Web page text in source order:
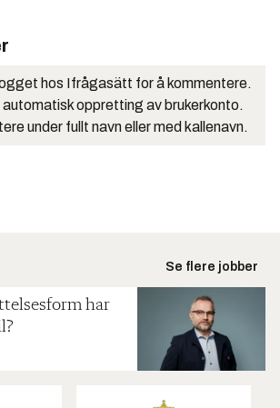
hos Ifrågasätt for å kommentere.
oppretting av brukerkonto.
under fullt navn eller med kallenavn.
Se flere jobber
har